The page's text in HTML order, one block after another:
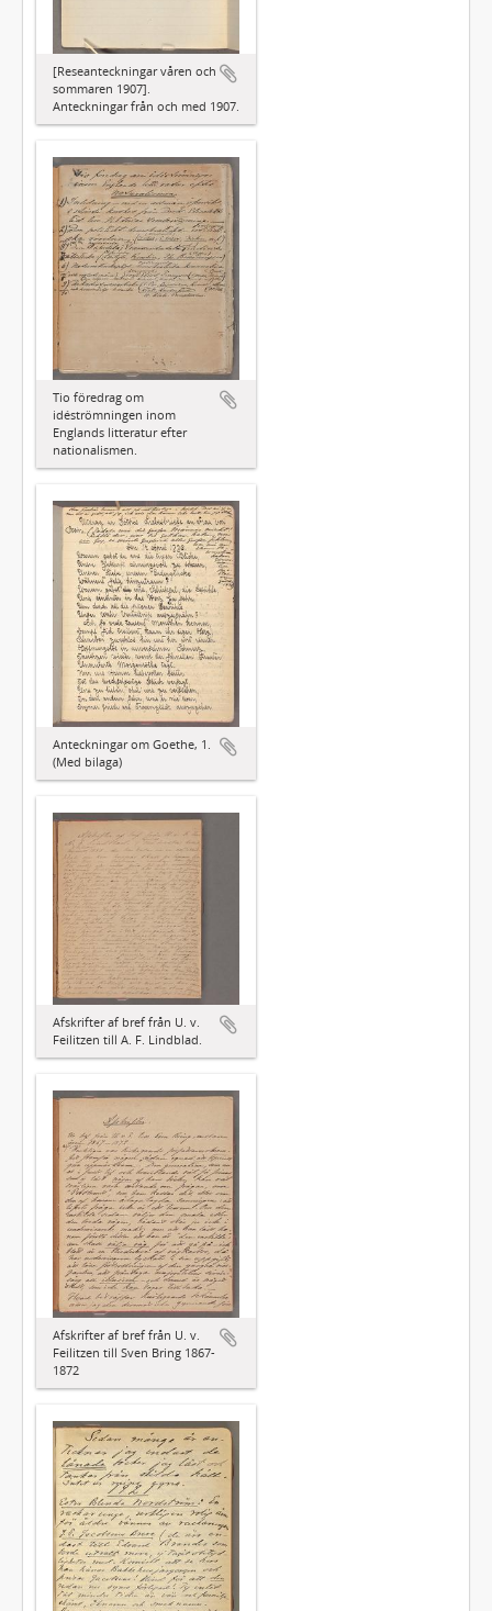
[Reseanteckningar våren och
sommaren 1907].
Anteckningar från och med 1907.
Tio föredrag om
idéströmningen inom
Englands litteratur efter
nationalismen.
Anteckningar om Goethe, 1.
(Med bilaga)
Afskrifter af bref från U. v.
Feilitzen till A. F. Lindblad.
Afskrifter af bref från U. v.
Feilitzen till Sven Bring 1867-
1872